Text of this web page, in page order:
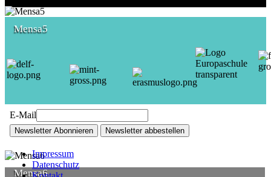
Mensa5
Mensa6
E-Mail
Newsletter Abonnieren Newsletter abbestellen
Impressum
Datenschutz